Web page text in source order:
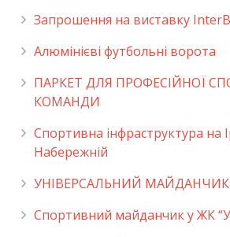
Запрошення на виставку
Алюмінієві футбольні ворота
ПАРКЕТ ДЛЯ ПРОФЕСІЙНОЇ
КОМАНДИ
Спортивна інфраструктура на
Набережній
УНІВЕРСАЛЬНИЙ МАЙДАНЧИК
Cпортивний майданчик у ЖК